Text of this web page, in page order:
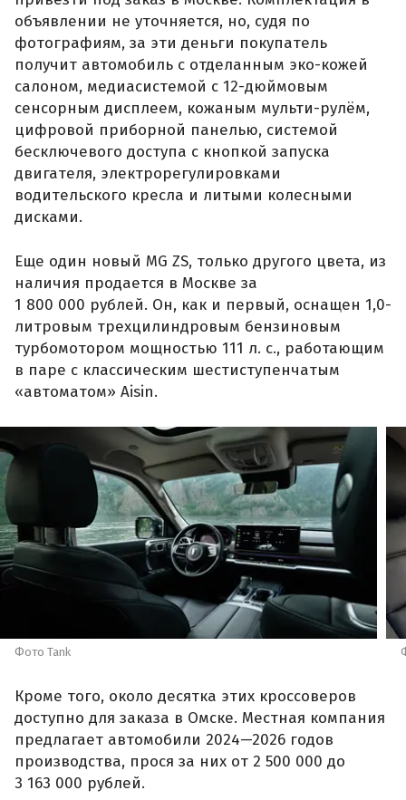
объявлении не уточняется, но, судя по
фотографиям, за эти деньги покупатель
получит автомобиль с отделанным эко-кожей
салоном, медиасистемой с 12-дюймовым
сенсорным дисплеем, кожаным мульти-рулём,
цифровой приборной панелью, системой
бесключевого доступа с кнопкой запуска
двигателя, электрорегулировками
водительского кресла и литыми колесными
дисками.
Еще один новый MG ZS, только другого цвета, из
наличия продается в Москве за
1 800 000 рублей. Он, как и первый, оснащен 1,0-
литровым трехцилиндровым бензиновым
турбомотором мощностью 111 л. с., работающим
в паре с классическим шестиступенчатым
«автоматом» Aisin.
Фото Tank
Кроме того, около десятка этих кроссоверов
доступно для заказа в Омске. Местная компания
предлагает автомобили 2024—2026 годов
производства, прося за них от 2 500 000 до
3 163 000 рублей.